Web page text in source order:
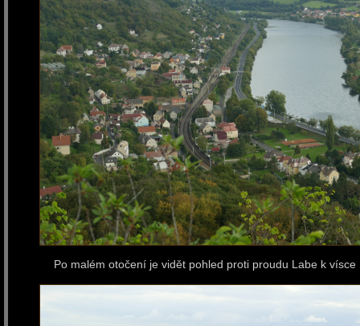
Po malém otočení je vidět pohled proti proudu Labe k vísce